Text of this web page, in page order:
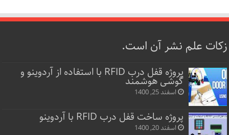
زکات علم نشر آن است.
پروژه قفل‌ درب RFID با استفاده از آردوینو و
گوشی هوشمند
اسفند 25, 1400
پروژه ساخت قفل‌ درب RFID با آردوینو
اسفند 20, 1400